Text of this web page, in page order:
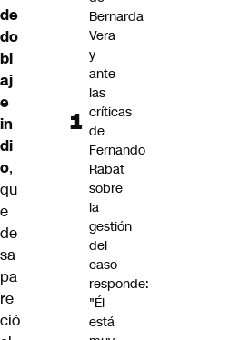
de
do
bl
aj
e
in
di
o,
qu
e
de
sa
pa
re
ció
Bernarda
Vera
y
ante
las
críticas
de
Fernando
Rabat
sobre
la
gestión
del
caso
responde:
"Él
está